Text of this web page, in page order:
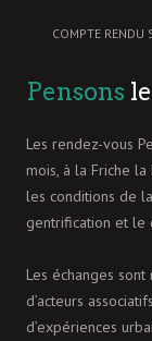
COMPTE RENDU
Pensons
Les rendez-vous
mois, à la Friche
les conditions de
gentrification et le
Les échanges
d’acteurs
d’expériences